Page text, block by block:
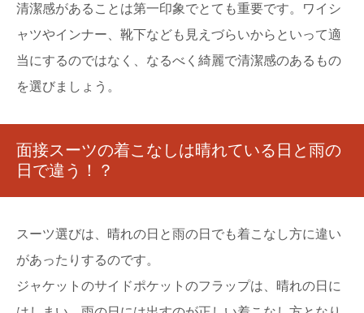
清潔感があることは第一印象でとても重要です。ワイシ
ャツやインナー、靴下なども見えづらいからといって適
当にするのではなく、なるべく綺麗で清潔感のあるもの
を選びましょう。
面接スーツの着こなしは晴れている日と雨の
日で違う！？
スーツ選びは、晴れの日と雨の日でも着こなし方に違い
があったりするのです。
ジャケットのサイドポケットのフラップは、晴れの日に